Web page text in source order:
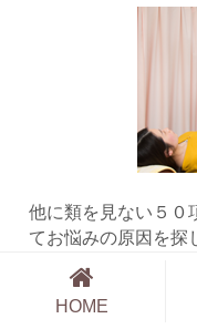
他に類を見ない５０
てお悩みの原因を探
そして体のゆがみは
く、内臓までおよん
様々な症状が体に現
HOME